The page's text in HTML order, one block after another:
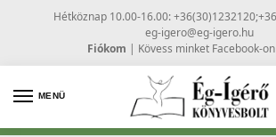
Hétköznap 10.00-16.00:
eg-igero@eg-igero.hu
Fiókom | Kövess minket Facebook-
MENÜ